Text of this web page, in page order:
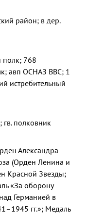
район; в дер.
полк; 768
авп ОСНАЗ ВВС; 1
истребительный
гв. полковник
Александра
(Орден Ленина и
Красной Звезды;
«За оборону
Германией в
гг.»; Медаль